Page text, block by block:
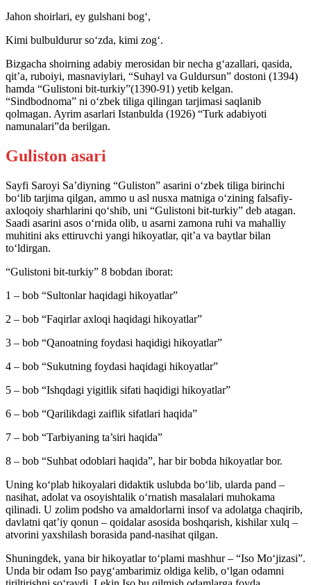
Jahon shoirlari, ey gulshani bog‘,
Kimi bulbuldurur so‘zda, kimi zog‘.
Bizgacha shoirning adabiy merosidan bir necha g‘azallari, qasida,
qit’a, ruboiyi, masnaviylari, “Suhayl va Guldursun” dostoni (1394)
hamda “Gulistoni bit-turkiy”(1390-91) yetib kelgan.
“Sindbodnoma” ni o‘zbek tiliga qilingan tarjimasi saqlanib
qolmagan. Ayrim asarlari Istanbulda (1926) “Turk adabiyoti
namunalari”da berilgan.
Guliston asari
Sayfi Saroyi Sa’diyning “Guliston” asarini o‘zbek tiliga birinchi
bo‘lib tarjima qilgan, ammo u asl nusхa matniga o‘zining falsafiy-
axloqoiy sharhlarini qo‘shib, uni “Gulistoni bit-turkiy” deb atagan.
Saadi asarini asos o‘rnida olib, u asarni zamona ruhi va mahalliy
muhitini aks ettiruvchi yangi hikoyatlar, qit’a va baytlar bilan
to‘ldirgan.
“Gulistoni bit-turkiy” 8 bobdan iborat:
1 – bob “Sultonlar haqidagi hikoyatlar”
2 – bob “Faqirlar axloqi haqidagi hikoyatlar”
3 – bob “Qanoatning foydasi haqidigi hikoyatlar”
4 – bob “Sukutning foydasi haqidagi hikoyatlar”
5 – bob “Ishqdagi yigitlik sifati haqidigi hikoyatlar”
6 – bob “Qarilikdagi zaiflik sifatlari haqida”
7 – bob “Tarbiyaning ta’siri haqida”
8 – bob “Suhbat odoblari haqida”, har bir bobda hikoyatlar bor.
Uning ko‘plab hikoyalari didaktik uslubda bo‘lib, ularda pand –
nasihat, adolat va osoyishtalik o‘rnatish masalalari muhokama
qilinadi. U zolim podsho va amaldorlarni insof va adolatga chaqirib,
davlatni qat’iy qonun – qoidalar asosida boshqarish, kishilar xulq –
atvorini yaxshilash borasida pand-nasihat qilgan.
Shuningdek, yana bir hikoyatlar to‘plami mashhur – “Iso Mo‘jizasi”.
Unda bir odam Iso payg‘ambarimiz oldiga kelib, o‘lgan odamni